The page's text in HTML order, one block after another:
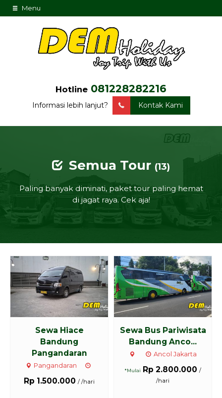
Menu
Hotline 081228282216
Informasi lebih lanjut? Kontak Kami
Semua Tour (13)
Paling banyak diminati, paket tour paling hemat
di jagat raya. Cek aja!
Sewa Hiace
Bandung
Pangandaran
Pangandaran
Rp 1.500.000 / /hari
Sewa Bus Pariwisata
Bandung Anco...
Ancol Jakarta
*Mulai Rp 2.800.000 /
/hari